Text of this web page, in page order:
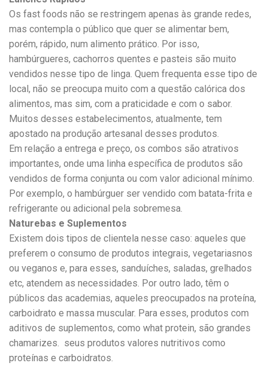
Os fast foods não se restringem apenas às grande redes,
mas contempla o público que quer se alimentar bem,
porém, rápido, num alimento prático. Por isso,
hambúrgueres, cachorros quentes e pasteis são muito
vendidos nesse tipo de linga. Quem frequenta esse tipo de
local, não se preocupa muito com a questão calórica dos
alimentos, mas sim, com a praticidade e com o sabor.
Muitos desses estabelecimentos, atualmente, tem
apostado na produção artesanal desses produtos.
Em relação a entrega e preço, os combos são atrativos
importantes, onde uma linha específica de produtos são
vendidos de forma conjunta ou com valor adicional mínimo.
Por exemplo, o hambúrguer ser vendido com batata-frita e
refrigerante ou adicional pela sobremesa.
Naturebas e Suplementos
Existem dois tipos de clientela nesse caso: aqueles que
preferem o consumo de produtos integrais, vegetariasnos
ou veganos e, para esses, sanduíches, saladas, grelhados
etc, atendem as necessidades. Por outro lado, têm o
públicos das academias, aqueles preocupados na proteína,
carboidrato e massa muscular. Para esses, produtos com
aditivos de suplementos, como what protein, são grandes
chamarizes. seus produtos valores nutritivos como
proteínas e carboidratos.